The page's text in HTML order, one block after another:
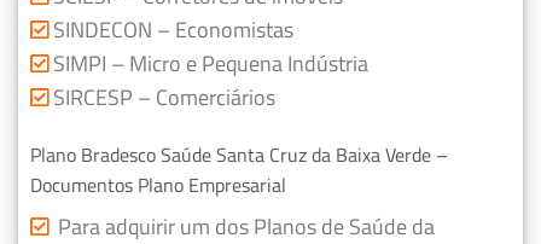
SINDECON – Economistas
SIMPI – Micro e Pequena Indústria
SIRCESP – Comerciários
Plano Bradesco Saúde Santa Cruz da Baixa Verde –
Documentos Plano Empresarial
Para adquirir um dos Planos de Saúde da